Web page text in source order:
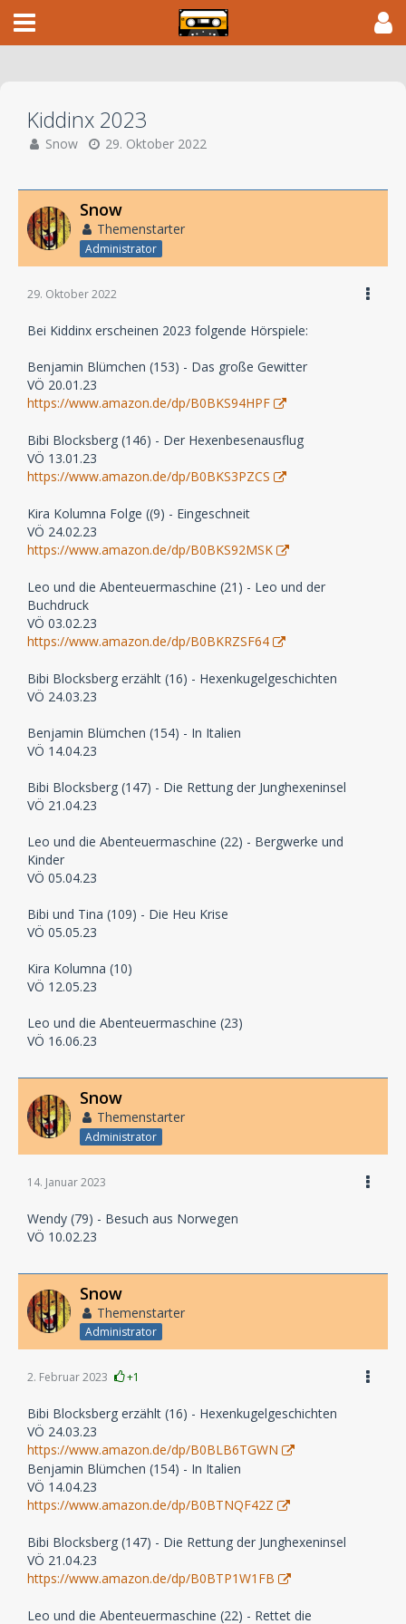
Kiddinx 2023
Snow 29. Oktober 2022
Snow
Themenstarter
Administrator
29. Oktober 2022
Bei Kiddinx erscheinen 2023 folgende Hörspiele:
Benjamin Blümchen (153) - Das große Gewitter
VÖ 20.01.23
https://www.amazon.de/dp/B0BKS94HPF
Bibi Blocksberg (146) - Der Hexenbesenausflug
VÖ 13.01.23
https://www.amazon.de/dp/B0BKS3PZCS
Kira Kolumna Folge ((9) - Eingeschneit
VÖ 24.02.23
https://www.amazon.de/dp/B0BKS92MSK
Leo und die Abenteuermaschine (21) - Leo und der
Buchdruck
VÖ 03.02.23
https://www.amazon.de/dp/B0BKRZSF64
Bibi Blocksberg erzählt (16) - Hexenkugelgeschichten
VÖ 24.03.23
Benjamin Blümchen (154) - In Italien
VÖ 14.04.23
Bibi Blocksberg (147) - Die Rettung der Junghexeninsel
VÖ 21.04.23
Leo und die Abenteuermaschine (22) - Bergwerke und
Kinder
VÖ 05.04.23
Bibi und Tina (109) - Die Heu Krise
VÖ 05.05.23
Kira Kolumna (10)
VÖ 12.05.23
Leo und die Abenteuermaschine (23)
VÖ 16.06.23
Snow
Themenstarter
Administrator
14. Januar 2023
Wendy (79) - Besuch aus Norwegen
VÖ 10.02.23
Snow
Themenstarter
Administrator
2. Februar 2023 +1
Bibi Blocksberg erzählt (16) - Hexenkugelgeschichten
VÖ 24.03.23
https://www.amazon.de/dp/B0BLB6TGWN
Benjamin Blümchen (154) - In Italien
VÖ 14.04.23
https://www.amazon.de/dp/B0BTNQF42Z
Bibi Blocksberg (147) - Die Rettung der Junghexeninsel
VÖ 21.04.23
https://www.amazon.de/dp/B0BTP1W1FB
Leo und die Abenteuermaschine (22) - Rettet die